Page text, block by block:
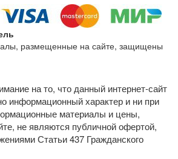
размещенные на сайте, защищены
на то, что данный интернет-сайт
информационный характер и ни при
материалы и цены,
не являются публичной офертой,
Статьи 437 Гражданского